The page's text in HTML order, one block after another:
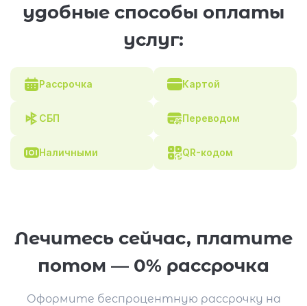
удобные способы оплаты
услуг:
Рассрочка Картой
СБП Переводом
Наличными QR-кодом
Лечитесь сейчас, платите
потом — 0% рассрочка
Оформите беспроцентную рассрочку на